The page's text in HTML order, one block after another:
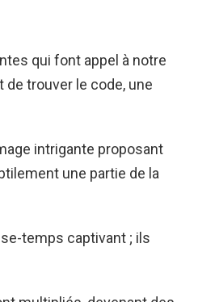
qui font appel à notre
de trouver le code, une
intrigante proposant
une partie de la
temps captivant ; ils